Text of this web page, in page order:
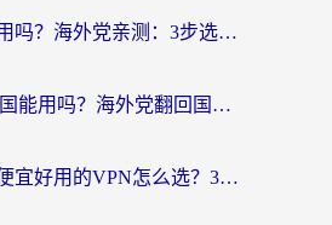
穿梭和海归好用吗？海外党亲测：3步选对回国加速器，无缝刷国内剧玩手游
ExpressVPN中国能用吗？海外党翻回国内的加速器选择指南（附番茄加速器实测）
海外党必看：便宜好用的VPN怎么选？3步解决回国访问难题+Steam改区技巧